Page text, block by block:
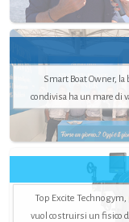
Smart Boat Owner, la
condivisa ha un mare di
Top Excite Technogym,
vuol costruirsi un fisico